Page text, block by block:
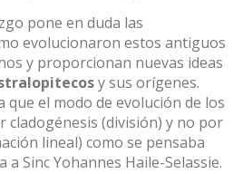
pone en duda las
evolucionaron estos antiguos
y proporcionan nuevas ideas
y sus orígenes.
que el modo de evolución de los
(división) y no por
lineal) como se pensaba
Sinc Yohannes Haile-Selassie.